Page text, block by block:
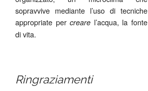
sopravvive mediante l’uso di tecniche
appropriate percreare l’acqua, la fonte
di vita.
Ringraziamenti